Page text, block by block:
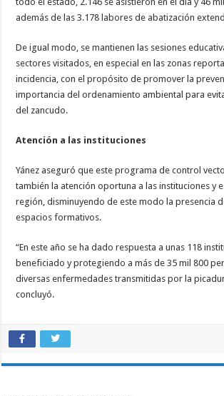
además de las 3.178 labores de abatización
De igual modo, se mantienen las sesiones
sectores visitados, en especial en las zonas
incidencia, con el propósito de promover la
importancia del ordenamiento ambiental para
del zancudo.
Atención a las instituciones
Yánez aseguró que este programa de control
también la atención oportuna a las instituciones y
región, disminuyendo de este modo la presencia
espacios formativos.
“En este año se ha dado respuesta a unas 118
beneficiado y protegiendo a más de 35 mil 800
diversas enfermedades transmitidas por la
concluyó.